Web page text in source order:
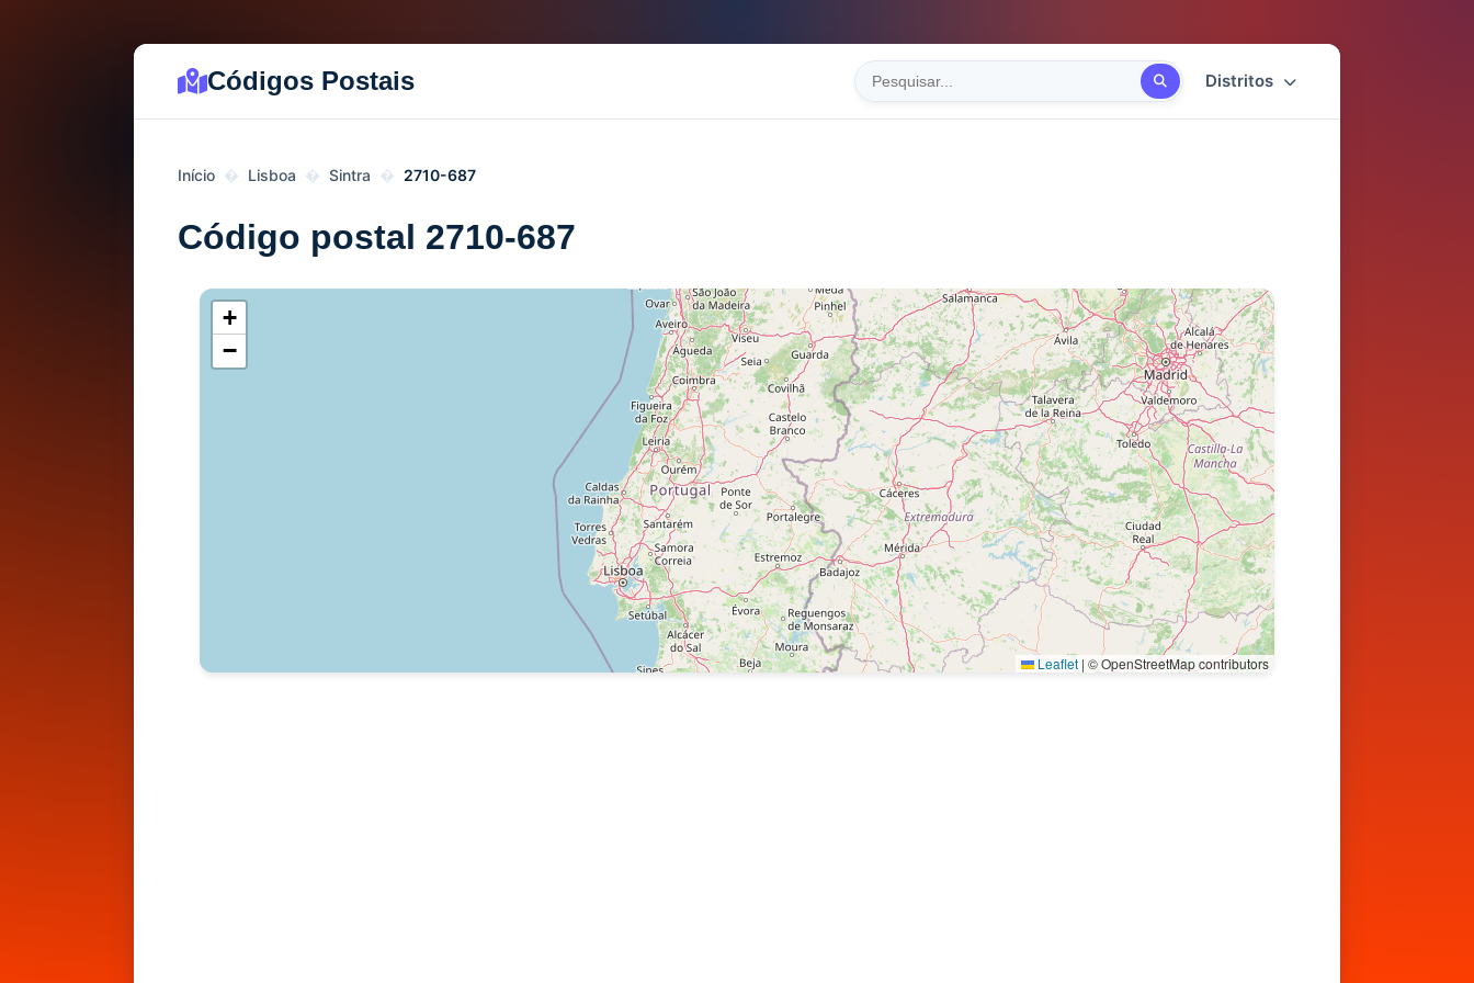
Códigos Postais Distritos
Início Lisboa Sintra 2710-687
Código postal 2710-687
+
−
Leaflet | © OpenStreetMap contributors